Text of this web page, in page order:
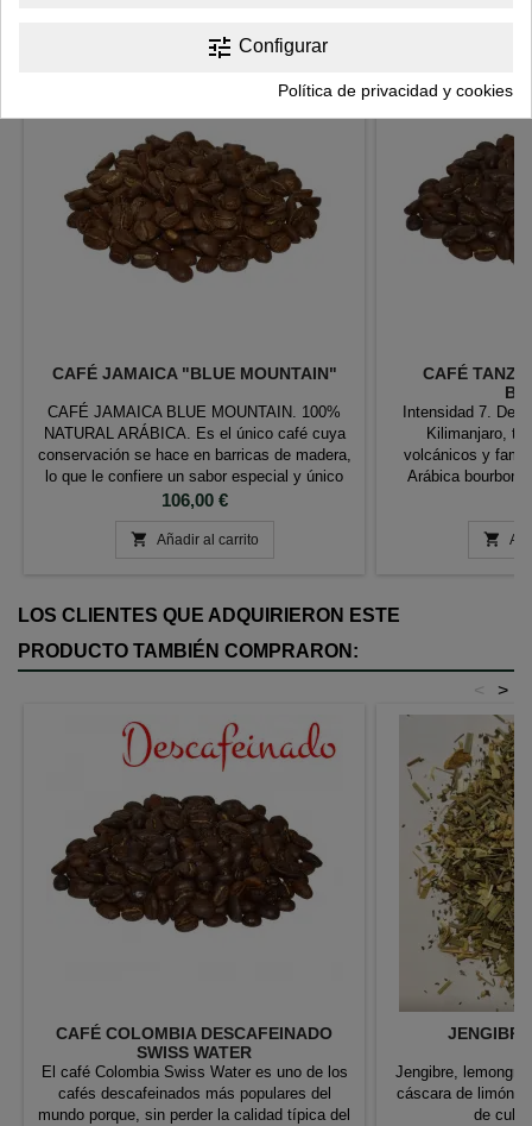
CAFÉ JAMAICA "BLUE MOUNTAIN"
CAFÉ JAMAICA BLUE MOUNTAIN. 100%
NATURAL ARÁBICA. Es el único café cuya
conservación se hace en barricas de madera,
lo que le confiere un sabor especial y único
una vez tostadas. Tueste: medio Color:
Muy balanceado. Acidez intensa y sabores
Precio
106,00 €
 Añadir al carrito
CAFÉ
Intensidad 7.
Kilimanjaro,
volcánicos y
Arábica bourbon
metros, permite

LOS CLIENTES QUE ADQUIRIERON ESTE
PRODUCTO TAMBIÉN COMPRARON:
>
<
CAFÉ COLOMBIA DESCAFEINADO
SWISS WATER
El café Colombia Swiss Water es uno de los
cafés descafeinados más populares del
mundo porque, sin perder la calidad típica del
Jengibre,
cáscara de limón.
de
tune Configurar
Política de privacidad y cookies